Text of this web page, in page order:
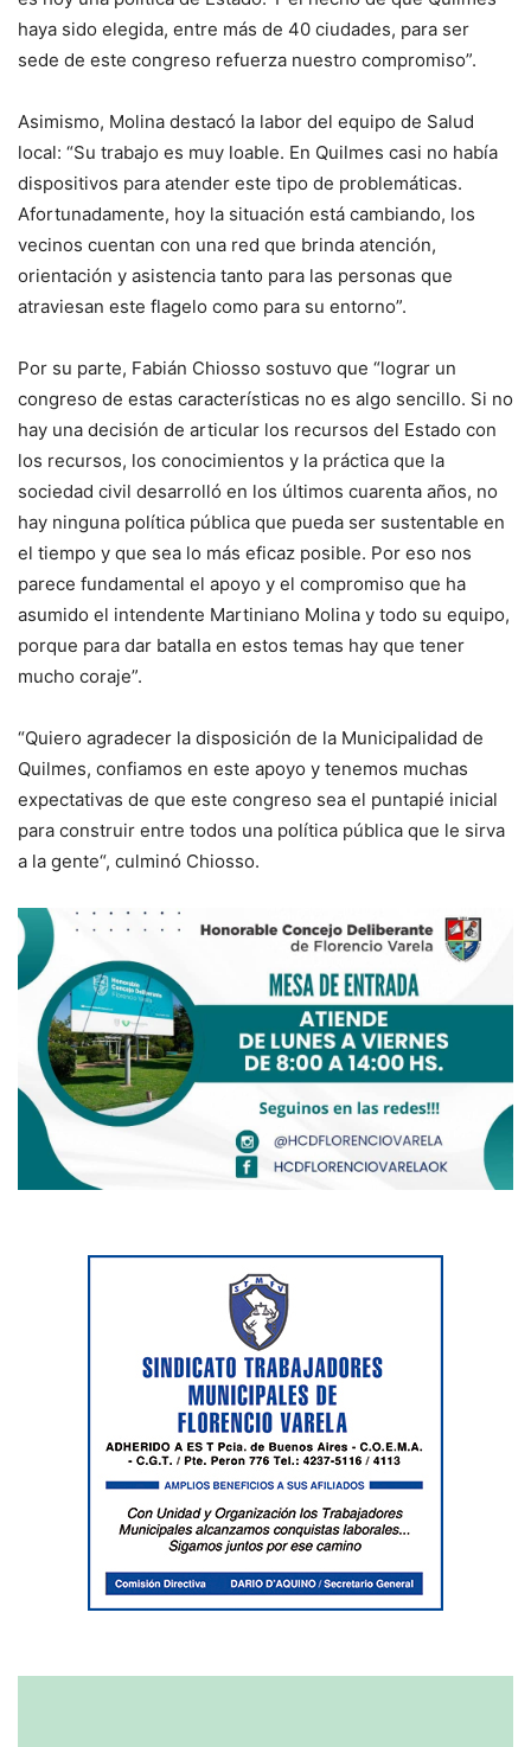
haya sido elegida, entre más de 40 ciudades, para ser
sede de este congreso refuerza nuestro compromiso”.
Asimismo, Molina destacó la labor del equipo de Salud
local: “Su trabajo es muy loable. En Quilmes casi no había
dispositivos para atender este tipo de problemáticas.
Afortunadamente, hoy la situación está cambiando, los
vecinos cuentan con una red que brinda atención,
orientación y asistencia tanto para las personas que
atraviesan este flagelo como para su entorno”.
Por su parte, Fabián Chiosso sostuvo que “lograr un
congreso de estas características no es algo sencillo. Si no
hay una decisión de articular los recursos del Estado con
los recursos, los conocimientos y la práctica que la
sociedad civil desarrolló en los últimos cuarenta años, no
hay ninguna política pública que pueda ser sustentable en
el tiempo y que sea lo más eficaz posible. Por eso nos
parece fundamental el apoyo y el compromiso que ha
asumido el intendente Martiniano Molina y todo su equipo,
porque para dar batalla en estos temas hay que tener
mucho coraje”.
“Quiero agradecer la disposición de la Municipalidad de
Quilmes, confiamos en este apoyo y tenemos muchas
expectativas de que este congreso sea el puntapié inicial
para construir entre todos una política pública que le sirva
a la gente“, culminó Chiosso.